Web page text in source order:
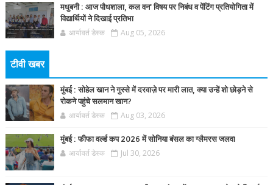
मधुबनी : आज पौधशाला, कल वन' विषय पर निबंध व पेंटिंग प्रतियोगिता में
विद्यार्थियों ने दिखाई प्रतिभा
आर्यावर्त डेस्क Aug 05, 2026
टीवी खबर
मुंबई : सोहेल खान ने गुस्से में दरवाज़े पर मारी लात, क्या उन्हें शो छोड़ने से
रोकने पहुंचे सलमान खान?
आर्यावर्त डेस्क Aug 03, 2026
मुंबई : फीफा वर्ल्ड कप 2026 में सोनिया बंसल का ग्लैमरस जलवा
आर्यावर्त डेस्क Jul 30, 2026